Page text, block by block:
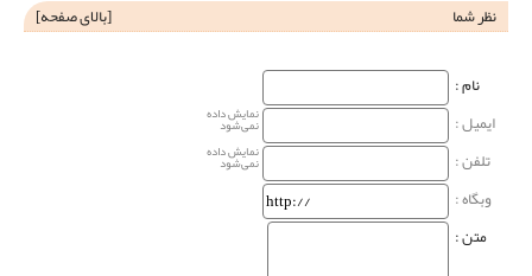
نظر شما [بالای صفحه]
نام‌ :
ایمیل :
نمایش داده
نمی‌شود
تلفن : نمایش داده
نمی‌شود
وبگاه‌ :
متن :